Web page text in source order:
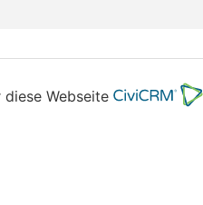
Webseite